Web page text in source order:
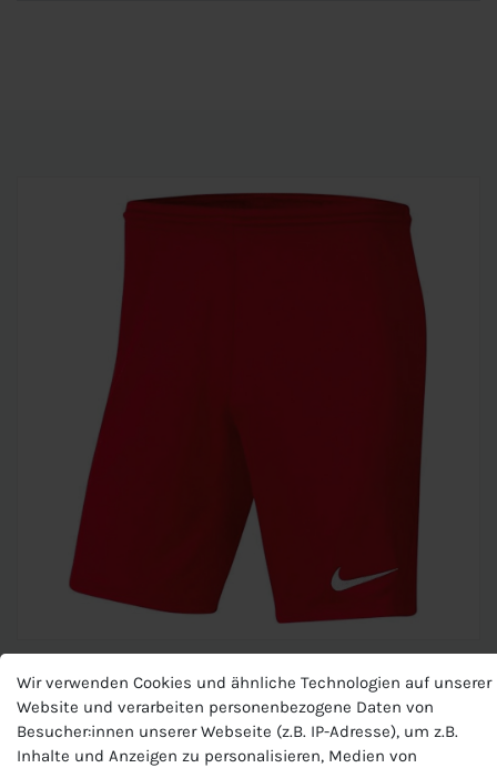
Nike Herren Shorts
Nike Herren Shorts
Wir verwenden Cookies und ähnliche Technologien auf unserer
Website und verarbeiten personenbezogene Daten von
Besucher:innen unserer Webseite (z.B. IP-Adresse), um z.B.
Inhalte und Anzeigen zu personalisieren, Medien von